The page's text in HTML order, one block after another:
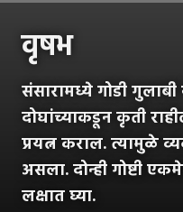
वृषभ
संसारामध्ये गोडी गुलाबी
दोघांच्याकडून कृती
प्रयत्न कराल. त्यामुळे
असला. दोन्ही गोष्टी
लक्षात घ्या.